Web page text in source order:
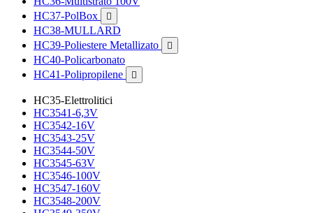
HC37-PolBox

HC38-MULLARD
HC39-Poliestere Metallizato

HC40-Policarbonato
HC41-Polipropilene

HC35-Elettrolitici
HC3541-6,3V
HC3542-16V
HC3543-25V
HC3544-50V
HC3545-63V
HC3546-100V
HC3547-160V
HC3548-200V